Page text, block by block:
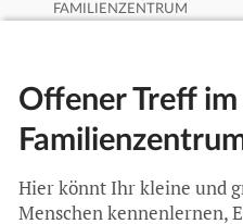
FAMILIENZENTRUM
Offener Treff im
Hier könnt Ihr kleine und
Menschen kennenlernen,